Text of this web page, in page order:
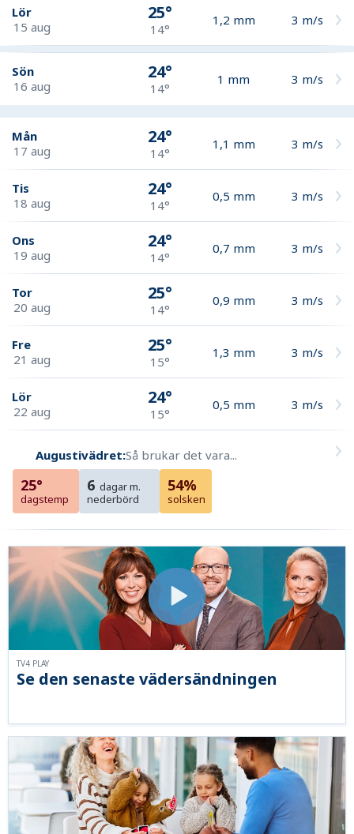
Lör
15 aug
25°
14°
1,2 mm 3 m/s
Sön
16 aug
24°
14°
1 mm 3 m/s
Mån
17 aug
24°
14°
1,1 mm 3 m/s
Tis
18 aug
24°
14°
0,5 mm 3 m/s
Ons
19 aug
24°
14°
0,7 mm 3 m/s
Tor
20 aug
25°
14°
0,9 mm 3 m/s
Fre
21 aug
25°
15°
1,3 mm 3 m/s
Lör
22 aug
24°
15°
0,5 mm 3 m/s
Augustivädret:Så brukar det vara...
25°
dagstemp
6 dagar m.
nederbörd
54%
solsken
Se den senaste vädersändningen
TV4 PLAY